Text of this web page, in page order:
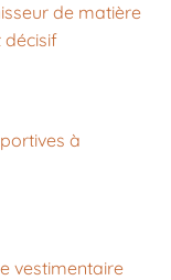
de matière
à
vestimentaire